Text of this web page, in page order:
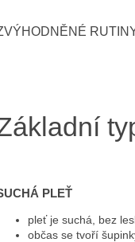
PLEŤ
pleť je suchá, bez
občas se tvoří